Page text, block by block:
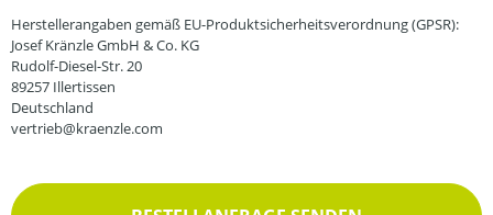
Herstellerangaben gemäß EU-Produktsicherheitsverordnung (GPSR):
Josef Kränzle GmbH & Co. KG
Rudolf-Diesel-Str. 20
89257 Illertissen
Deutschland
vertrieb@kraenzle.com